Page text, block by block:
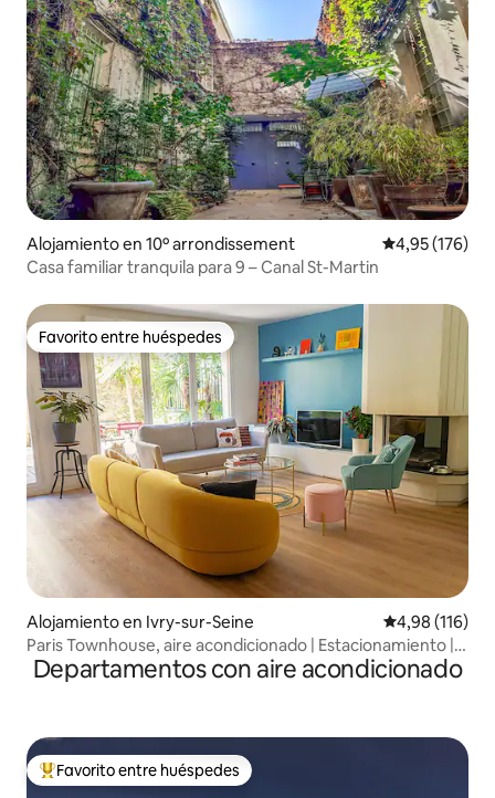
Alojamiento en 10º arrondissement Calificación
4,95 (176)
Casa familiar tranquila para 9 – Canal St-Martin
Favorito entre huéspedes
Favorito entre huéspedes
Alojamiento en Ivry-sur-Seine Calificación
4,98 (116)
Paris Townhouse, aire acondicionado | Estacionamiento |
Jardín
Departamentos con aire acondicionado
Favorito entre los huéspedes más destacados
Favorito entre huéspedes